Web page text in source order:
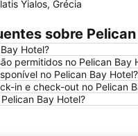
Paranga Beach
Airport
Syros Port
Traditional Settlement
Agia Thalassa
Marco Polo
Mykonos
Agrari
Yialos, Grécia
sobre
Hotel?
permitidos no Pelican Bay
no Pelican Bay Hotel?
in e check-out no Pelican
Bay Hotel?